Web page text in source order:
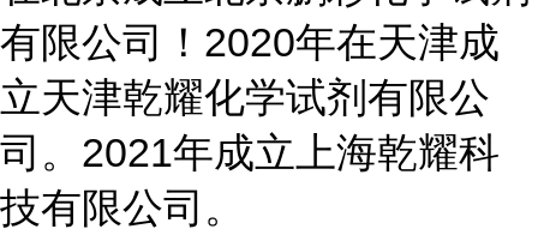
有限公司！2020年在天津成
立天津乾耀化学试剂有限公
司。2021年成立上海乾耀科
技有限公司。